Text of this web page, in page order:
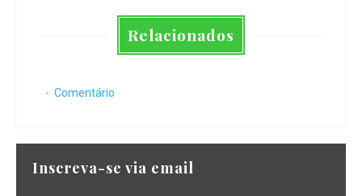
Relacionados
Comentário
Inscreva-se via email